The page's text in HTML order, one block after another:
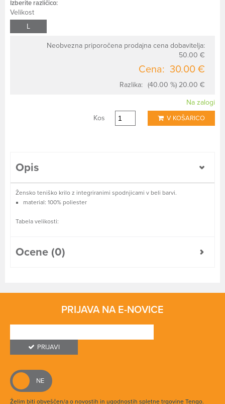
Izberite različico:
Velikost
L
Neobvezna priporočena prodajna cena dobavitelja:
50.00 €
Cena: 30.00 €
Razlika: (40.00 %) 20.00 €
Na zalogi
Kos
V KOŠARICO
Opis
Žensko teniško krilo z integriranimi spodnjicami v beli barvi.
material: 100% poliester
Tabela velikosti:
Ocene (0)
PRIJAVA NA E-NOVICE
PRIJAVI
Želim biti obveščen/a o novostih in ugodnostih spletne trgovine Tengo.